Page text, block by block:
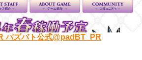
パズバト公式@padBT_PR